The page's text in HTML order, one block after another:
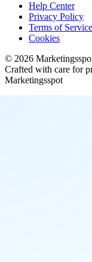
Help Center
Privacy Policy
Terms of Service
Cookies
© 2026
Crafted with care for
Marketingsspot